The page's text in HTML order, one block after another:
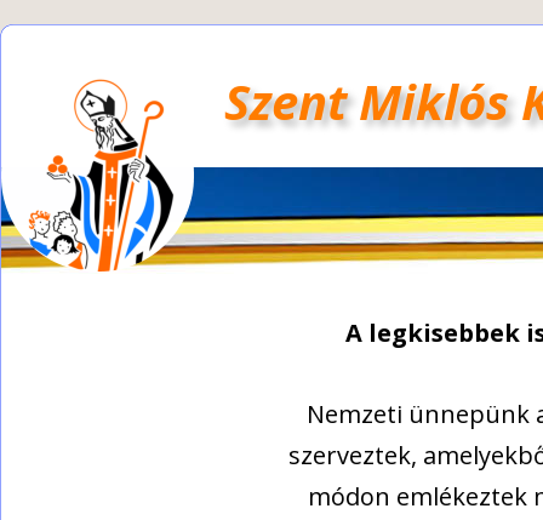
A legkisebbek
Nemzeti ünnepünk
szerveztek,
módon emlékeztek
Szent Miklós